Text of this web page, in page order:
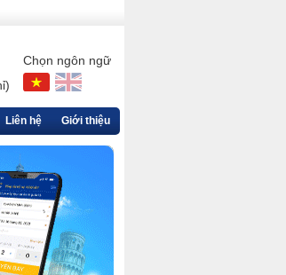
Chọn ngôn ngữ
Giới thiệu
Liên hệ